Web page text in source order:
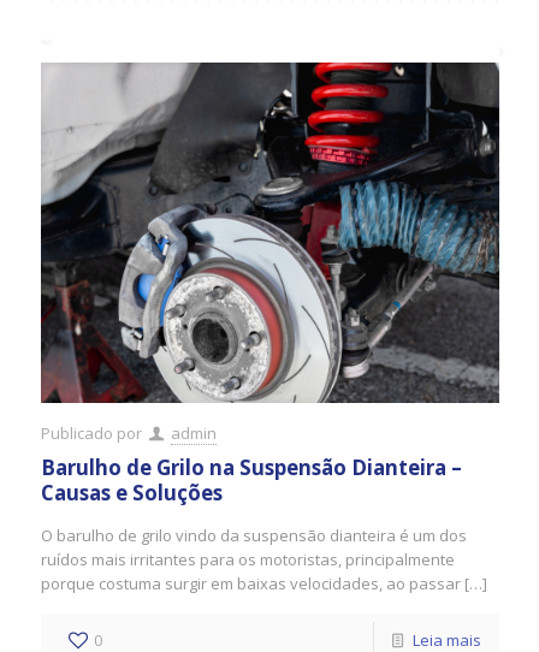
Publicado por admin
Barulho de Grilo na Suspensão Dianteira –
Causas e Soluções
O barulho de grilo vindo da suspensão dianteira é um dos
ruídos mais irritantes para os motoristas, principalmente
porque costuma surgir em baixas velocidades, ao passar […]
0 Leia mais